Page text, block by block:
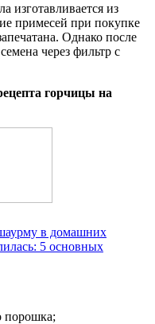
изготавливается из
примесей при покупке
Однако после
через фильтр с
горчицы на
в домашних
5 основных
порошка;